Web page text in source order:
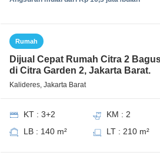
Rumah
Dijual Cepat Rumah Citra 2
di Citra Garden 2, Jakarta Barat.
Kalideres, Jakarta Barat
KT : 3+2 KM : 2
LB : 140 m²
LT : 210 m²